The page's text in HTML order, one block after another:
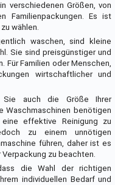
verschiedenen Größen, von
Familienpackungen. Es ist
wählen.
waschen, sind kleine
Sie sind preisgünstiger und
Für Familien oder Menschen,
wirtschaftlicher und
Sie auch die Größe Ihrer
Waschmaschinen benötigen
effektive Reinigung zu
zu einem unnötigen
führen, daher ist es
zu beachten.
die Wahl der richtigen
individuellen Bedarf und